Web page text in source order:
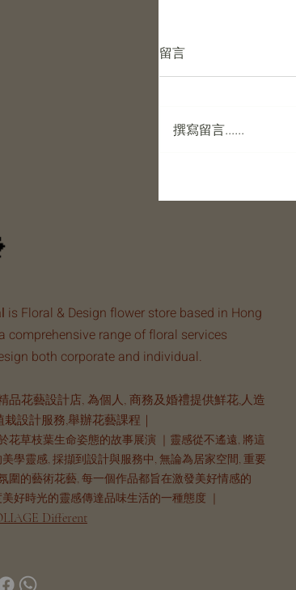
留言
撰寫留言......
is Floral & Design flower store based in Hong
comprehensive range of floral services
both corporate and individual.
品花藝設計店, 為個人, 商務及婚禮提供鮮花,人造
設計服務,舉辦花藝課程｜
花草枝葉生命姿態的故事展演 ｜靈感從不遙遠, 將這
學靈感, 採擷到設計與服務中, 無論為居家空間, 重要
圍的藝術花藝, 每一個作品都旨在激發美好情感的
好時光的靈感傳達品味生活的一種態度 ｜
Different